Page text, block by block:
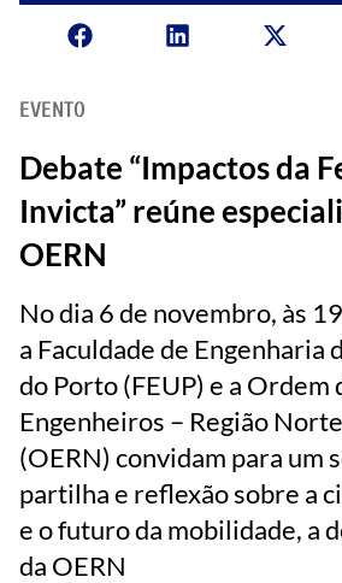
EVENTO
Debate “Impactos da
Invicta” reúne
OERN
No dia 6 de novembro, às
a Faculdade de Engenharia
do Porto (FEUP) e a Ordem
Engenheiros – Região Norte
(OERN) convidam para um
partilha e reflexão sobre a
e o futuro da mobilidade, a
da OERN